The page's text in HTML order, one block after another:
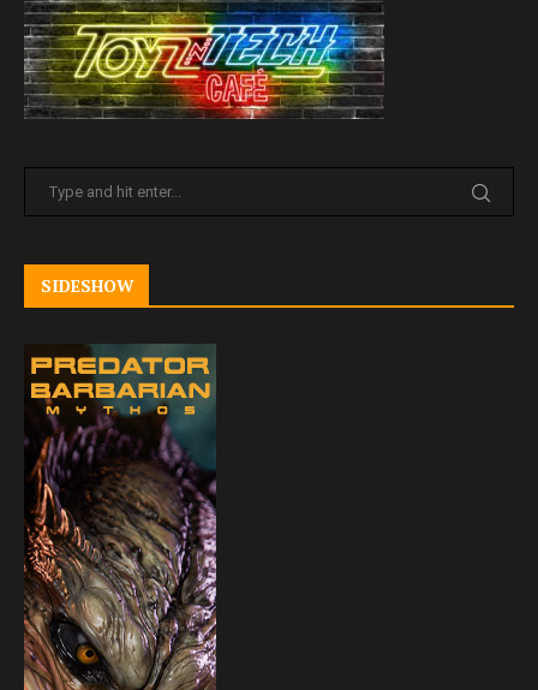
SIDESHOW